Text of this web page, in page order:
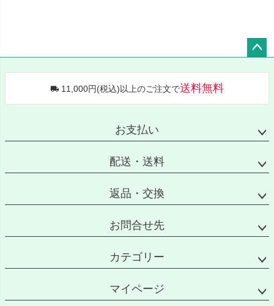
へ
11,000円(税込)以上のご注文で送料無料
お支払い
配送・送料
返品・交換
お問合せ先
カテゴリー
マイページ